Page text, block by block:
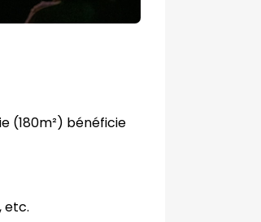
(180m²) bénéficie
etc.